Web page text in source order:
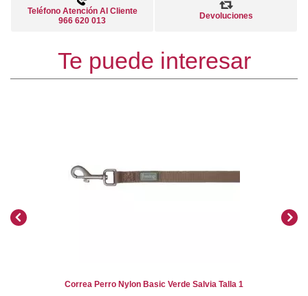
Teléfono Atención Al Cliente
966 620 013
Devoluciones
Te puede interesar
Correa Perro Nylon Basic Verde Salvia Talla 1